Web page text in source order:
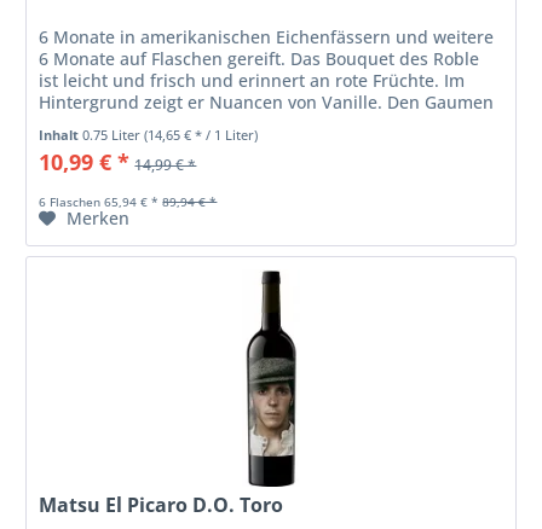
6 Monate in amerikanischen Eichenfässern und weitere
6 Monate auf Flaschen gereift. Das Bouquet des Roble
ist leicht und frisch und erinnert an rote Früchte. Im
Hintergrund zeigt er Nuancen von Vanille. Den Gaumen
verwöhnt er mit...
Inhalt0.75 Liter(14,65 € * / 1 Liter)
10,99 € * 14,99 € *
6 Flaschen 65,94 € * 89,94 € *
Merken
Matsu El Picaro D.O. Toro